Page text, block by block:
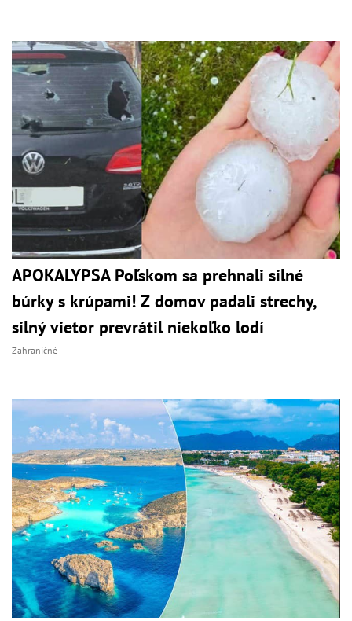
APOKALYPSA Poľskom sa prehnali silné
búrky s krúpami! Z domov padali strechy,
silný vietor prevrátil niekoľko lodí
Zahraničné